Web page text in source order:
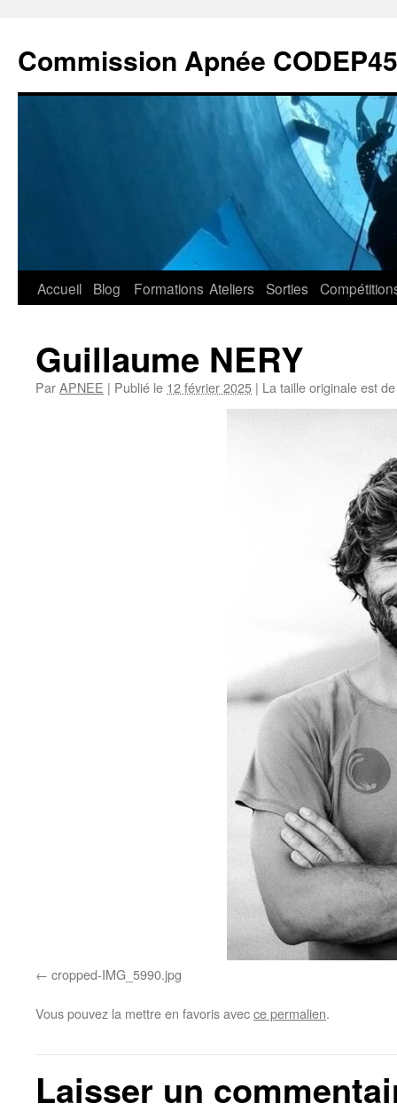
Commission Apnée CODEP45
Aller
contenu
Accueil Blog Formations Ateliers Sorties
Guillaume NERY
ParAPNEE | Publié le 12 février 2025 | La taille originale est
cropped-IMG_5990.jpg
Vous pouvez la mettre en favoris avecce permalien.
Laisser un